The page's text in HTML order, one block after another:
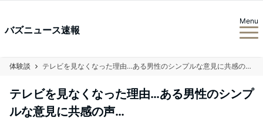
バズニュース速報
Menu
体験談 テレビを見なくなった理由…ある男性のシンプルな意見に共感の声…
テレビを見なくなった理由…ある男性のシンプ
ルな意見に共感の声…